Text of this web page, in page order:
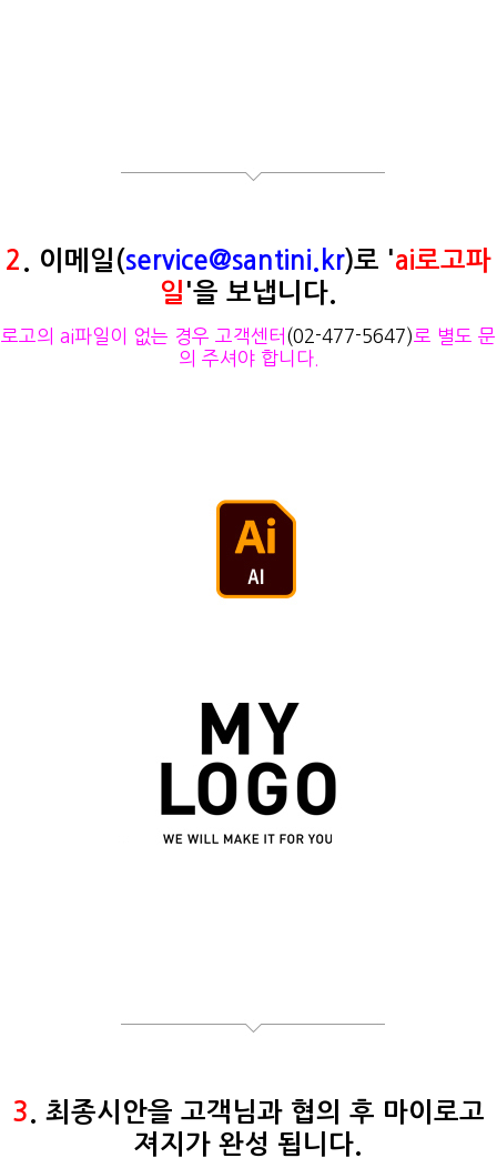
2 . 이메일(service@santini.kr)로 'ai로고파
일 '을 보냅니다.
로고의 ai파일이 없는 경우 고객센터 (02-477-5647)로 별도 문
의 주셔야 합니다.
3. 최종시안을 고객님과 협의 후 마이로고
져지가 완성 됩니다.